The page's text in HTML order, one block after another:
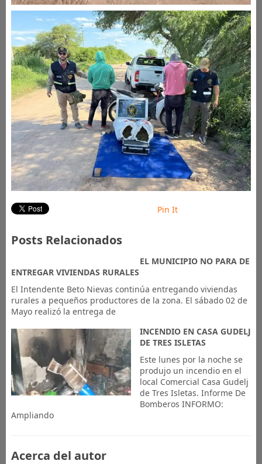
Pin It
Posts Relacionados
EL MUNICIPIO NO PARA DE
ENTREGAR VIVIENDAS RURALES
El Intendente Beto Nievas continúa entregando viviendas
rurales a pequeños productores de la zona. El sábado 02 de
Mayo realizó la entrega de
INCENDIO EN CASA GUDELJ
DE TRES ISLETAS
Este lunes por la noche se
produjo un incendio en el
local Comercial Casa Gudelj
de Tres Isletas. Informe De
Bomberos INFORMO:
Ampliando
Acerca del autor